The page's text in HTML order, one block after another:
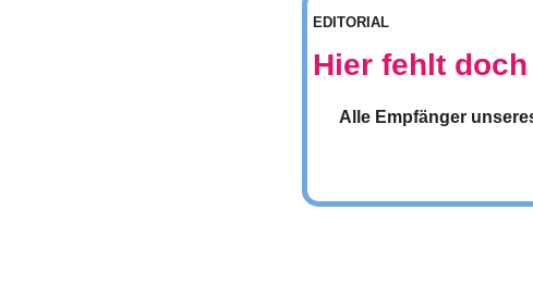
EDITORIAL
Hier fehlt
Alle Empfänger